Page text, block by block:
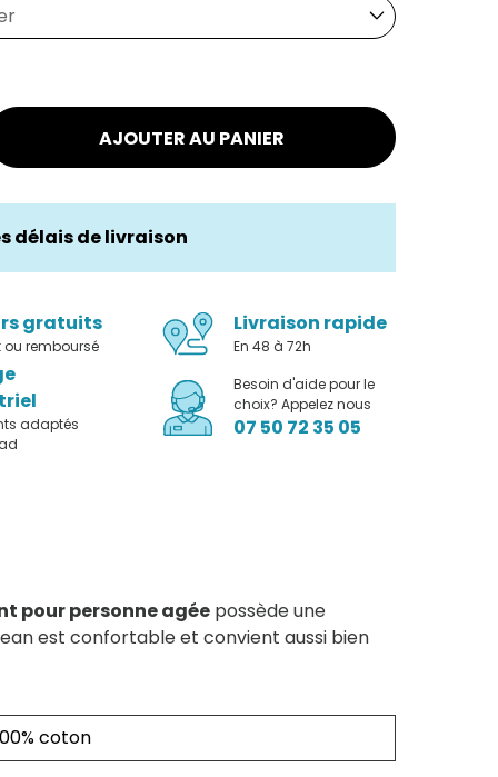
AJOUTER AU PANIER
délais de livraison
gratuits
ou remboursé
Livraison rapide
En 48 à 72h
adaptés
Besoin d'aide pour le
choix? Appelez nous
07 50 72 35 05
pour personne agée possède une
est confortable et convient aussi bien
coton